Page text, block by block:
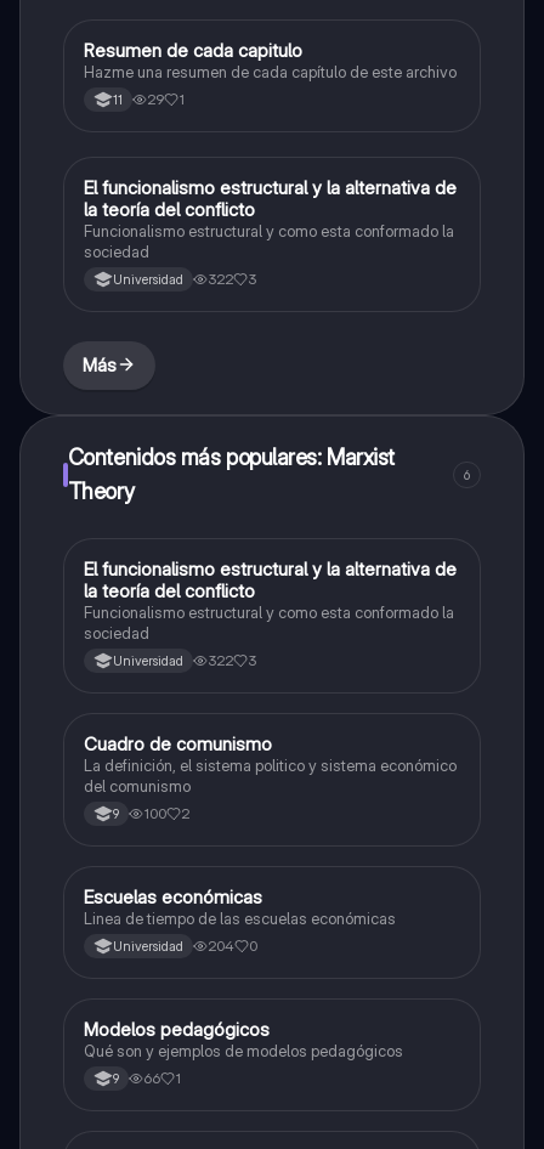
Sociales/Historia
Resumen de cada capitulo
Hazme una resumen de cada capítulo de este archivo
11 29 1
Sociales/Historia
El funcionalismo estructural y la alternativa de
la teoría del conflicto
Funcionalismo estructural y como esta conformado la
sociedad
Universidad 322 3
Más
Contenidos más populares: Marxist
Theory
6
Sociales/Historia
El funcionalismo estructural y la alternativa de
la teoría del conflicto
Funcionalismo estructural y como esta conformado la
sociedad
Universidad 322 3
Sociales/Historia
Cuadro de comunismo
La definición, el sistema politico y sistema económico
del comunismo
9 100 2
Sociales/Historia
Escuelas económicas
Linea de tiempo de las escuelas económicas
Universidad 204 0
Sociales/Historia
Modelos pedagógicos
Qué son y ejemplos de modelos pedagógicos
9 66 1